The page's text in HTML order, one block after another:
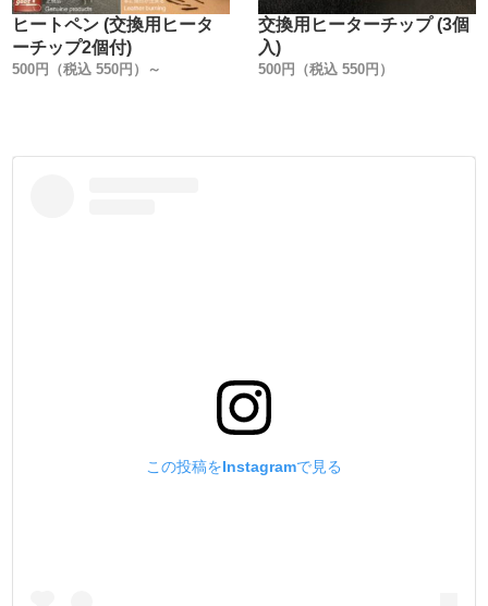
しました。
・
ー糸の太さ・長さ・構成ー
#5・#8の200m巻きのみ、【ストップネット】を付属して
糸が解けてくるのを防ぎ、必要な分だけスムーズに取り出
ヒートペン (交換用ヒータ
ーチップ2個付)
500円（税込 550円）～
交換用ヒーターチップ (3個
入)
500円（税込 550円）
この投稿をInstagramで見る